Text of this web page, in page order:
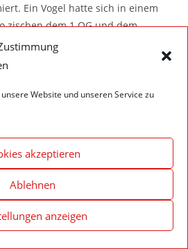
Website und unseren Service zu
akzeptieren
Ablehnen
anzeigen
Ein Vogel hatte sich in einem
zischen dem 1.OG und dem
konnte sich nicht mehr
Feuerwehr konnte das Regenrohr,
werden konnte.
Feuerwehr Walldürn